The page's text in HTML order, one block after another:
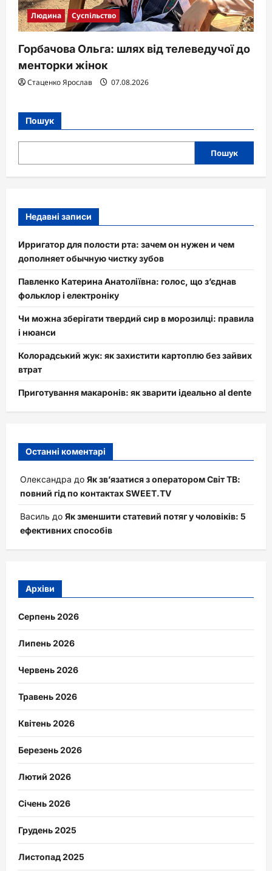
Людина Суспільство
Горбачова Ольга: шлях від телеведучої до
менторки жінок
Стаценко Ярослав 07.08.2026
Пошук
Пошук
Недавні записи
Ирригатор для полости рта: зачем он нужен и чем
дополняет обычную чистку зубов
Павленко Катерина Анатоліївна: голос, що з’єднав
фольклор і електроніку
Чи можна зберігати твердий сир в морозилці: правила
і нюанси
Колорадський жук: як захистити картоплю без зайвих
втрат
Приготування макаронів: як зварити ідеально al dente
Останні коментарі
Олександра до Як зв’язатися з оператором Світ ТВ:
повний гід по контактах SWEET.TV
Василь до Як зменшити статевий потяг у чоловіків: 5
ефективних способів
Архіви
Серпень 2026
Липень 2026
Червень 2026
Травень 2026
Квітень 2026
Березень 2026
Лютий 2026
Січень 2026
Грудень 2025
Листопад 2025